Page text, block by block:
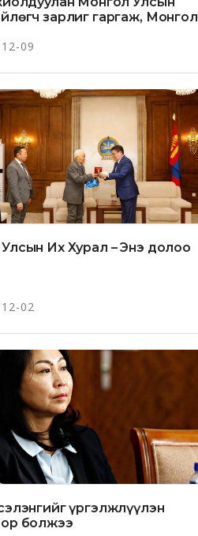
зарлиг гаргаж, Монгол
09
Их Хурал – Энэ долоо
02
үргэлжлүүлэн
болжээ